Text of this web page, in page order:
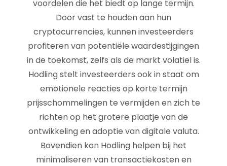
voordelen die het biedt op lange termijn.
Door vast te houden aan hun
cryptocurrencies, kunnen investeerders
profiteren van potentiële waardestijgingen
in de toekomst, zelfs als de markt volatiel is.
Hodling stelt investeerders ook in staat om
emotionele reacties op korte termijn
prijsschommelingen te vermijden en zich te
richten op het grotere plaatje van de
ontwikkeling en adoptie van digitale valuta.
Bovendien kan Hodling helpen bij het
minimaliseren van transactiekosten en